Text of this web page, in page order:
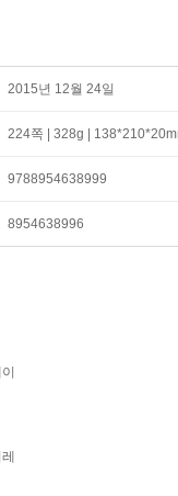
2015년 12월 24일
224쪽 | 328g |
9788954638999
8954638996